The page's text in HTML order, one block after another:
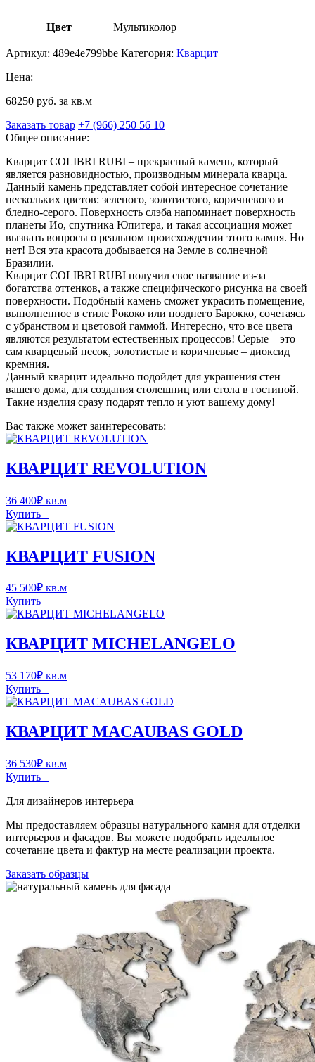
Цвет Мультиколор
Артикул: 489e4e799bbe Категория: Кварцит
Цена:
68250 руб. за кв.м
Заказать товар +7 (966) 250 56 10
Общее описание:
Кварцит COLIBRI RUBI – прекрасный камень, который
является разновидностью, производным минерала кварца.
Данный камень представляет собой интересное сочетание
нескольких цветов: зеленого, золотистого, коричневого и
бледно-серого. Поверхность слэба напоминает поверхность
планеты Ио, спутника Юпитера, и такая ассоциация может
вызвать вопросы о реальном происхождении этого камня. Но
нет! Вся эта красота добывается на Земле в солнечной
Бразилии.
Кварцит COLIBRI RUBI получил свое название из-за
богатства оттенков, а также специфического рисунка на своей
поверхности. Подобный камень сможет украсить помещение,
выполненное в стиле Рококо или позднего Барокко, сочетаясь
с убранством и цветовой гаммой. Интересно, что все цвета
являются результатом естественных процессов! Серые – это
сам кварцевый песок, золотистые и коричневые – диоксид
кремния.
Данный кварцит идеально подойдет для украшения стен
вашего дома, для создания столешниц или стола в гостиной.
Такие изделия сразу подарят тепло и уют вашему дому!
Вас также может заинтересовать:
КВАРЦИТ REVOLUTION
36 400₽ кв.м
Купить
КВАРЦИТ FUSION
45 500₽ кв.м
Купить
КВАРЦИТ MICHELANGELO
53 170₽ кв.м
Купить
КВАРЦИТ MACAUBAS GOLD
36 530₽ кв.м
Купить
Для дизайнеров интерьера
Мы предоставляем образцы натурального камня для отделки
интерьеров и фасадов. Вы можете подобрать идеальное
сочетание цвета и фактур на месте реализации проекта.
Заказать образцы